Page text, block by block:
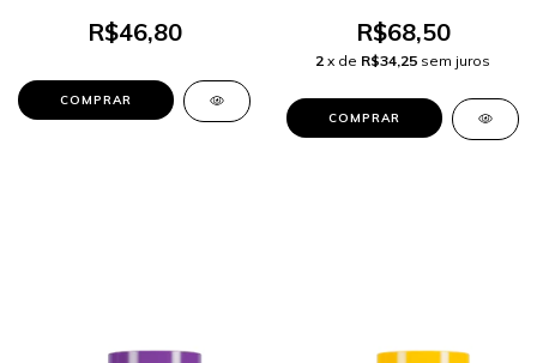
R$46,80 R$68,50
2 x de R$34,25 sem juros